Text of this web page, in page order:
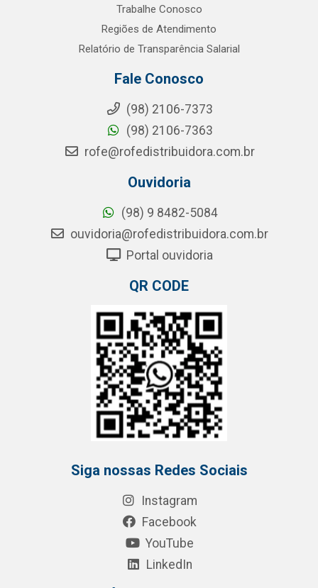
Trabalhe Conosco
Regiões de Atendimento
Relatório de Transparência Salarial
Fale Conosco
(98) 2106-7373
(98) 2106-7363
rofe@rofedistribuidora.com.br
Ouvidoria
(98) 9 8482-5084
ouvidoria@rofedistribuidora.com.br
Portal ouvidoria
QR CODE
Siga nossas Redes Sociais
Instagram
Facebook
YouTube
LinkedIn